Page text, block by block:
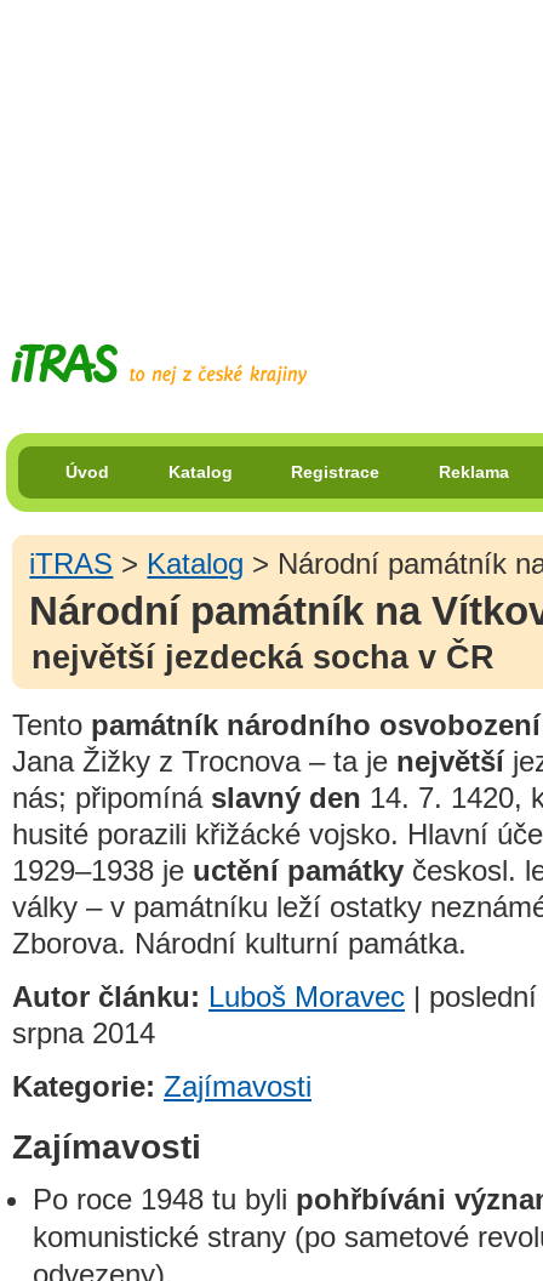
Úvod Katalog Registrace Reklama
iTRAS > Katalog > Národní památník
Národní památník na
největší jezdecká socha v ČR
Tento památník národního osvobození
Jana Žižky z Trocnova – ta je největší
nás; připomíná slavný den 14. 7. 1420,
husité porazili křižácké vojsko. Hlavní
1929–1938 je uctění památky českosl.
války – v památníku leží ostatky
Zborova. Národní kulturní památka.
Autor článku: Luboš Moravec |
srpna 2014
Kategorie: Zajímavosti
Zajímavosti
Po roce 1948 tu byli pohřbíváni
komunistické strany (po sametové